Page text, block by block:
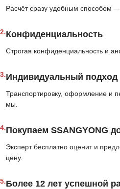
Расчёт сразу удобным способом
2.Конфиденциальность
Строгая конфиденциальность и
3.Индивидуальный подход
Транспортировку, оформление и
мы.
4.Покупаем SSANGYONG
Эксперт бесплатно оценит и
цену.
5.Более 12 лет успешной